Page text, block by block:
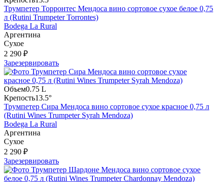
Трумпетер Торронтес Мендоса вино сортовое сухое белое 0,75
л (Rutini Trumpeter Torrontes)
Bodega La Rural
Аргентина
Сухое
2 290 ₽
Зарезервировать
Объем0.75 L
Крепость13.5°
Трумпетер Сира Мендоса вино сортовое сухое красное 0,75 л
(Rutini Wines Trumpeter Syrah Mendoza)
Bodega La Rural
Аргентина
Сухое
2 290 ₽
Зарезервировать